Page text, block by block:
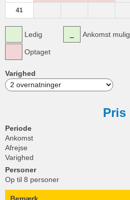
41
Ledig
Optaget
Ankomst mulig
Varighed
Pris
Periode
Ankomst
Afrejse
Varighed
Personer
Op til 8 personer